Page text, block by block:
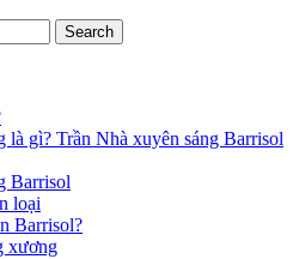
là gì? Trần Nhà xuyên sáng Barrisol
Barrisol
loại
Barrisol?
xương